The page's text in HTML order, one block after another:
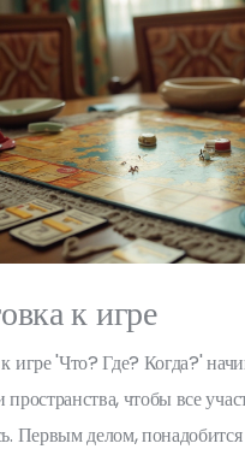
к игре
игре 'Что? Где? Когда?'
пространства, чтобы все
Первым делом,